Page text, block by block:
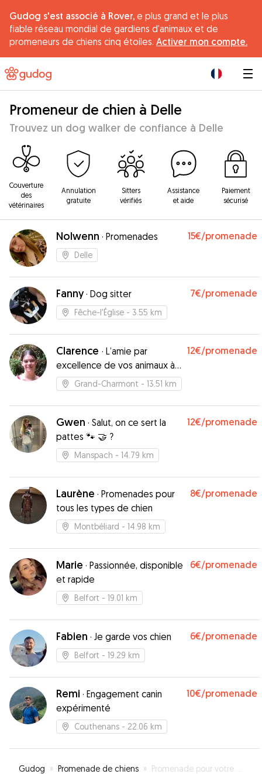
Gudog s'est associé à Rover, e plus grand et le plus
fiable réseau mondial de gardiens d'animaux et de
promeneurs de chiens cinq étoiles. Activer mon compte.
Promeneur de chien à Delle
Trouvez un dog walker de confiance à Delle
Couverture
des
vétérinaires
Annulation
gratuite
Sitters
vérifiés
Assistance
et aide
Paiement
sécurisé
Nolwenn · Promenades 15€/promenade
Delle
Fanny· Dog sitter 7€/promenade
Fêche-l'Église - 3.55 km
Clarence · L’amie par
excellence de vos animaux à
pattes
12€/promenade
Grand-Charmont - 13.51 km
Gwen · Salut, on ce sert la
pattes 🐾 🤝 ?
12€/promenade
Manspach - 14.79 km
Laurène · Promenades pour
tous les types de chien
8€/promenade
Montbéliard - 14.98 km
Marie · Passionnée, disponible
et rapide
6€/promenade
Belfort - 19.01 km
Fabien · Je garde vos chien 6€/promenade
Belfort - 19.29 km
Remi · Engagement canin
expérimenté
10€/promenade
Couthenans - 22.06 km
Gudog » Promenade de chiens » Promenade pour votre chien à Delle